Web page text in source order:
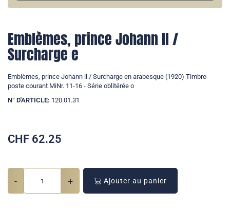
Emblèmes, prince Johann ll /
Surcharge e
Emblèmes, prince Johann ll / Surcharge en arabesque (1920) Timbre-
poste courant MiNr. 11-16 - Série oblitérée o
N° D'ARTICLE: 120.01.31
CHF 62.25
- + Ajouter au panier